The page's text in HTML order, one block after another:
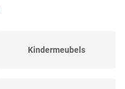
Kindermeubels